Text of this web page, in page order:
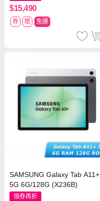
$15,490
券 贈 免運
SAMSUNG Galaxy Tab A11+
5G 6G/128G (X236B)
領券再折